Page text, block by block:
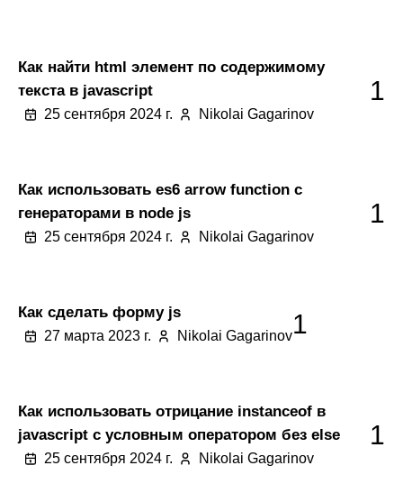
Как найти html элемент по содержимому
текста в javascript
25 сентября 2024 г. Nikolai Gagarinov
1
Как использовать es6 arrow function с
генераторами в node js
25 сентября 2024 г. Nikolai Gagarinov
1
Как сделать форму js
27 марта 2023 г. Nikolai Gagarinov1
Как использовать отрицание instanceof в
javascript с условным оператором без else
25 сентября 2024 г. Nikolai Gagarinov
1